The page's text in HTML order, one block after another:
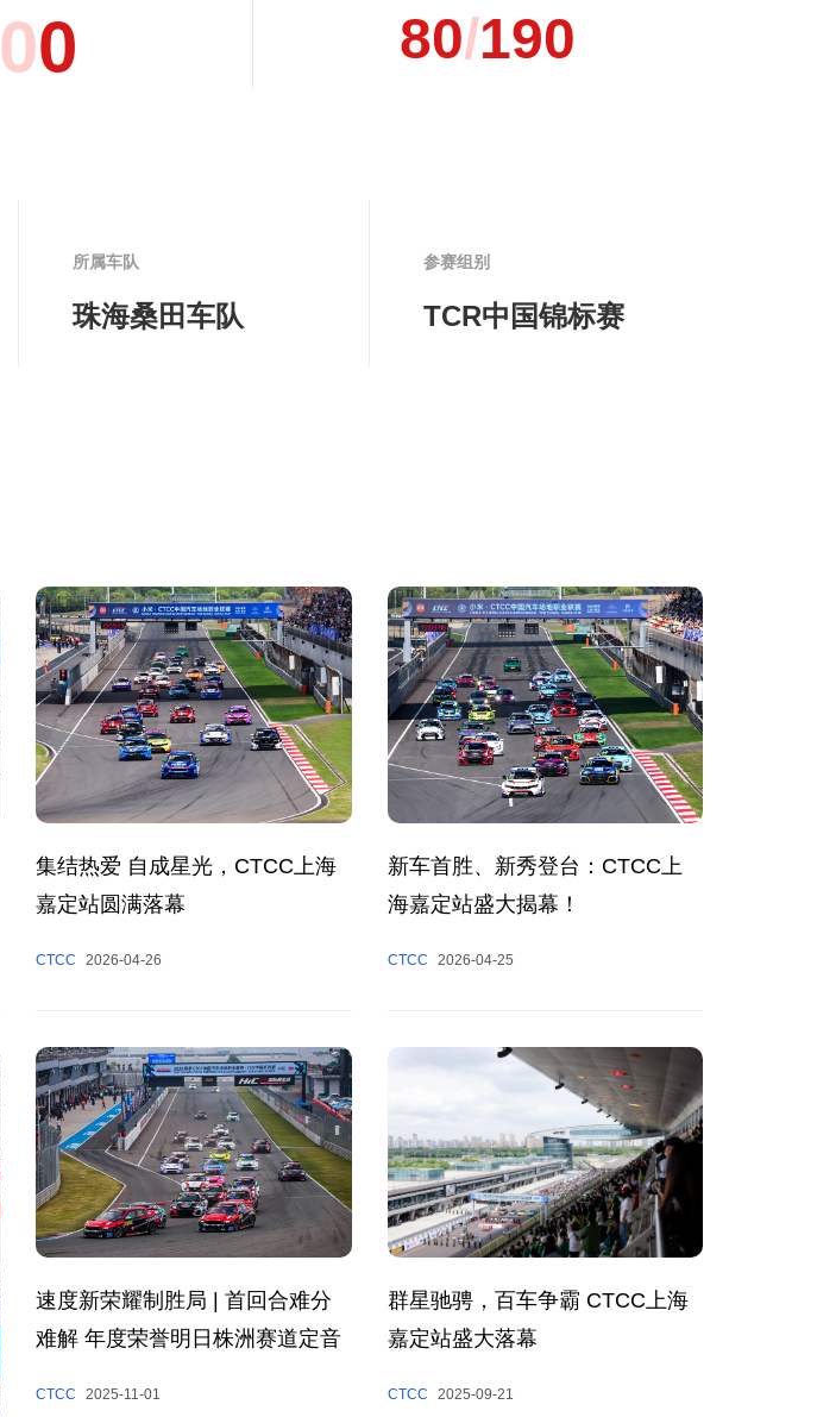
00 80/190
所属车队
珠海桑田车队
参赛组别
TCR中国锦标赛
集结热爱 自成星光，CTCC上海
嘉定站圆满落幕
CTCC 2026-04-26
新车首胜、新秀登台：CTCC上
海嘉定站盛大揭幕！
CTCC 2026-04-25
速度新荣耀制胜局 | 首回合难分
难解 年度荣誉明日株洲赛道定音
CTCC 2025-11-01
群星驰骋，百车争霸 CTCC上海
嘉定站盛大落幕
CTCC 2025-09-21